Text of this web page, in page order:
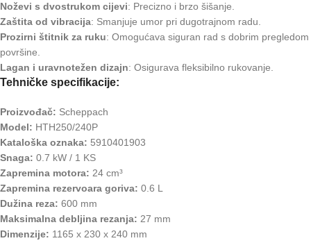
Noževi s dvostrukom cijevi: Precizno i brzo šišanje.
Zaštita od vibracija: Smanjuje umor pri dugotrajnom radu.
Prozirni štitnik za ruku: Omogućava siguran rad s dobrim pregledom
površine.
Lagan i uravnotežen dizajn: Osigurava fleksibilno rukovanje.
Tehničke specifikacije:
Proizvođač: Scheppach
Model: HTH250/240P
Kataloška oznaka: 5910401903
Snaga: 0.7 kW / 1 KS
Zapremina motora: 24 cm³
Zapremina rezervoara goriva: 0.6 L
Dužina reza: 600 mm
Maksimalna debljina rezanja: 27 mm
Dimenzije: 1165 x 230 x 240 mm